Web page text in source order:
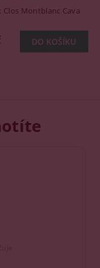
Clos Montblanc Cava